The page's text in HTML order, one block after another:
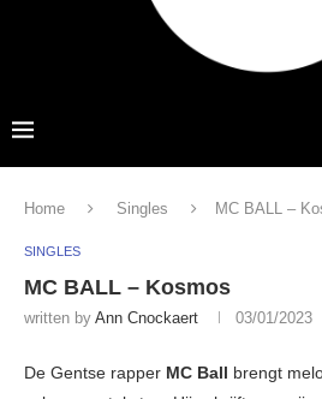
Home Singles MC BALL –
SINGLES
MC BALL – Kosmos
written by Ann Cnockaert 03/01/2023
De Gentse rapper MC Ball brengt